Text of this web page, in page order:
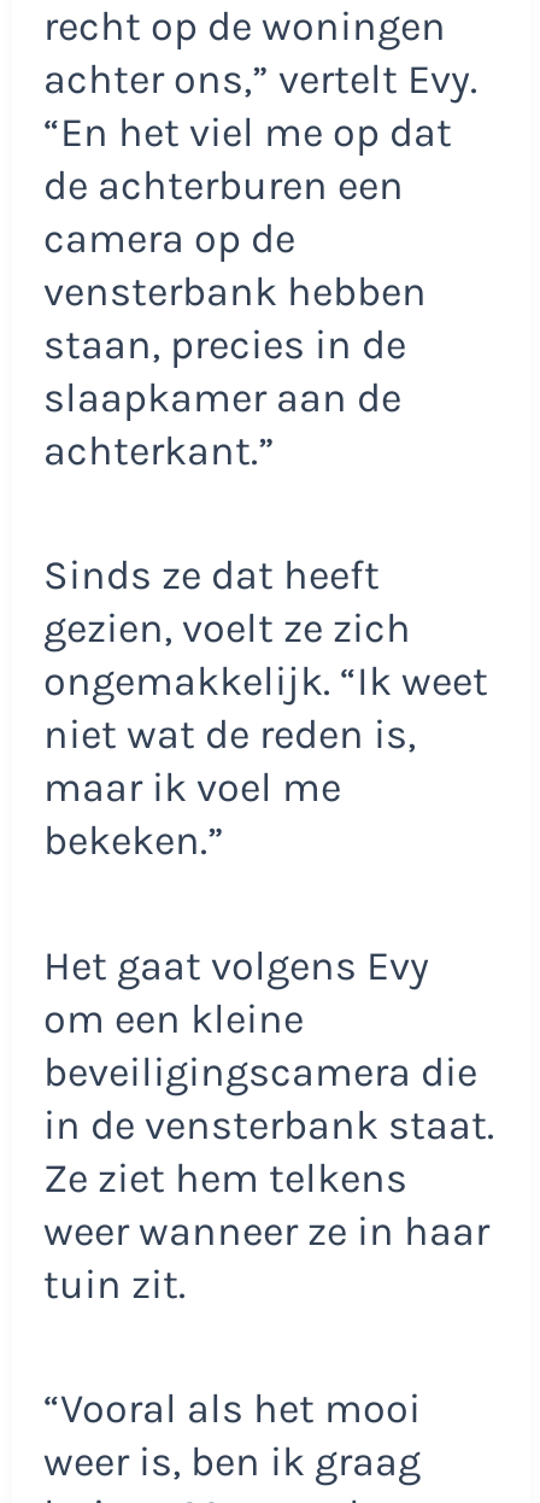
recht op de woningen
achter ons,” vertelt Evy.
“En het viel me op dat
de achterburen een
camera op de
vensterbank hebben
staan, precies in de
slaapkamer aan de
achterkant.”
Sinds ze dat heeft
gezien, voelt ze zich
ongemakkelijk. “Ik weet
niet wat de reden is,
maar ik voel me
bekeken.”
Het gaat volgens Evy
om een kleine
beveiligingscamera die
in de vensterbank staat.
Ze ziet hem telkens
weer wanneer ze in haar
tuin zit.
“Vooral als het mooi
weer is, ben ik graag